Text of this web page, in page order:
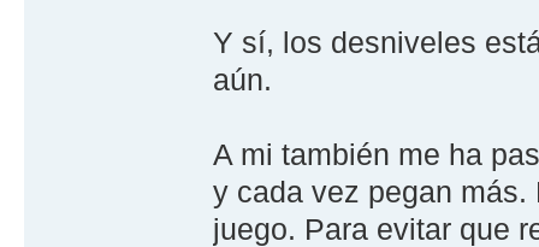
Y sí, los desniveles
aún.
A mi también me ha
y cada vez pegan
juego. Para evitar que